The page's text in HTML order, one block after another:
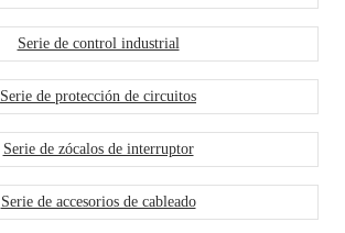
Serie de control industrial
Serie de protección de circuitos
Serie de zócalos de interruptor
Serie de accesorios de cableado